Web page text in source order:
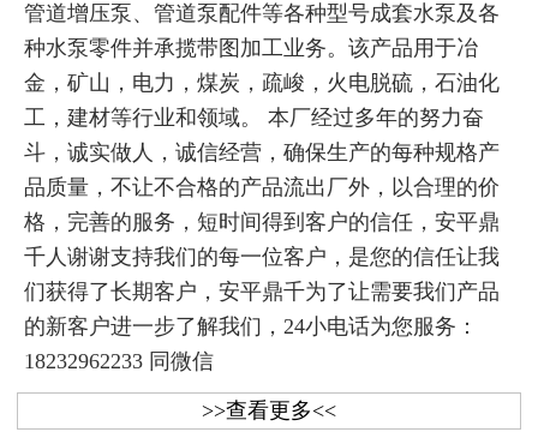
管道增压泵、管道泵配件等各种型号成套水泵及各
种水泵零件并承揽带图加工业务。该产品用于冶
金，矿山，电力，煤炭，疏峻，火电脱硫，石油化
工，建材等行业和领域。 本厂经过多年的努力奋
斗，诚实做人，诚信经营，确保生产的每种规格产
品质量，不让不合格的产品流出厂外，以合理的价
格，完善的服务，短时间得到客户的信任，安平鼎
千人谢谢支持我们的每一位客户，是您的信任让我
们获得了长期客户，安平鼎千为了让需要我们产品
的新客户进一步了解我们，24小电话为您服务：
18232962233 同微信
>>查看更多<<